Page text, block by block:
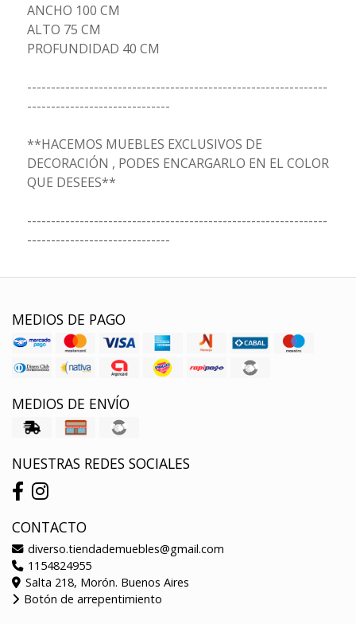
ANCHO 100 CM
ALTO 75 CM
PROFUNDIDAD 40 CM
---------------------------------------------------------------
------------------------------
**HACEMOS MUEBLES EXCLUSIVOS DE
DECORACIÓN , PODES ENCARGARLO EN EL COLOR
QUE DESEES**
---------------------------------------------------------------
------------------------------
MEDIOS DE PAGO
MEDIOS DE ENVÍO
NUESTRAS REDES SOCIALES
CONTACTO
diverso.tiendademuebles@gmail.com
1154824955
Salta 218, Morón. Buenos Aires
Botón de arrepentimiento